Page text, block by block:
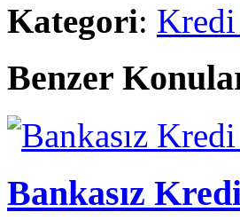
Kategori:
Benzer
Bankasız